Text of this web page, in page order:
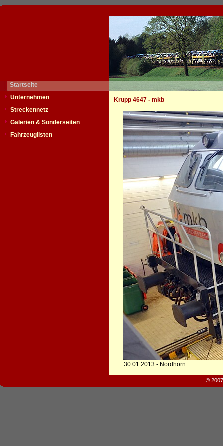
Startseite
Unternehmen
Streckennetz
Galerien & Sonderseiten
Fahrzeuglisten
Krupp 4647 - mkb
30.01.2013 - Nordhorn
©